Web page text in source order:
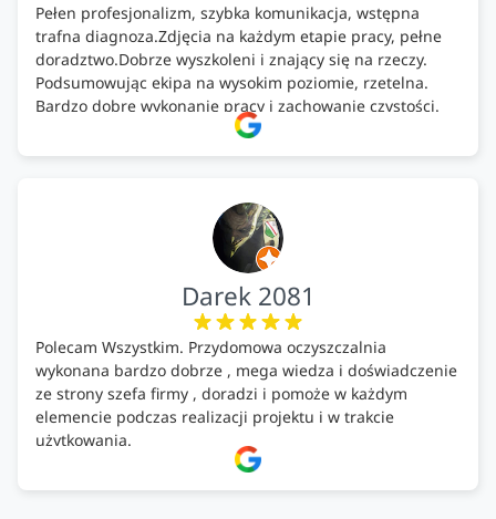
Pełen profesjonalizm, szybka komunikacja, wstępna
trafna diagnoza.Zdjęcia na każdym etapie pracy, pełne
doradztwo.Dobrze wyszkoleni i znający się na rzeczy.
Podsumowując ekipa na wysokim poziomie, rzetelna.
Bardzo dobre wykonanie pracy i zachowanie czystości.
Darek 2081
Polecam Wszystkim. Przydomowa oczyszczalnia
wykonana bardzo dobrze , mega wiedza i doświadczenie
ze strony szefa firmy , doradzi i pomoże w każdym
elemencie podczas realizacji projektu i w trakcie
użytkowania.
Firma godna zaufania. Tak trzymać!